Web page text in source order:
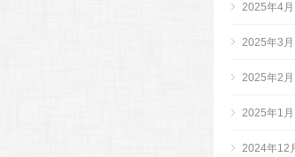
2025年4月
2025年3月
2025年2月
2025年1月
2024年12